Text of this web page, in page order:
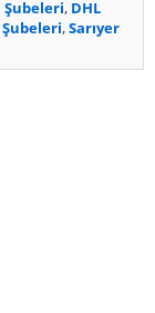
Şubeleri, DHL
,Sarıyer